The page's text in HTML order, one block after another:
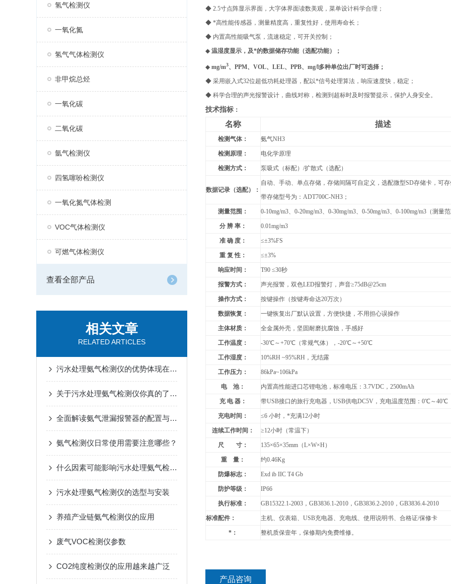
氢气检测仪
一氧化氮
氢气气体检测仪
非甲烷总烃
一氧化碳
二氧化碳
氩气检测仪
四氢噻吩检测仪
一氧化氮气体检测
VOC气体检测仪
可燃气体检测仪
查看全部产品
相关文章
RELATED ARTICLES
污水处理氨气检测仪的优势体现在哪些地方？
关于污水处理氨气检测仪你真的了解吗？
全面解读氨气泄漏报警器的配置与维护要点
氨气检测仪日常使用需要注意哪些？
什么因素可能影响污水处理氨气检测仪器的准确性？
污水处理氨气检测仪的选型与安装
养殖产业链氨气检测仪的应用
废气VOC检测仪参数
CO2纯度检测仪的应用越来越广泛
◆ 2.5寸点阵显示界面，大字体界面读数美观，菜单设计科学合理；
◆ *高性能传感器，测量精度高，重复性好，使用寿命长；
◆ 内置高性能吸气泵，流速稳定，可开关控制；
◆ 温湿度显示，及*的数据储存功能（选配功能）；
◆ mg/m3、PPM、VOL、LEL、PPB、mg/l多种单位出厂时可选择；
◆ 采用嵌入式32位超低功耗处理器，配以*信号处理算法，响应速度快，稳定；
◆ 科学合理的声光报警设计，曲线对称，检测到超标时及时报警提示，保护人身安全。
技术指标 ：
名称 描述
检测气体： 氨气NH3
检测原理： 电化学原理
检测方式： 泵吸式（标配）/扩散式（选配）
数据记录（选配）：
自动、手动、单点存储，存储间隔可自定义，选配微型SD存储卡，可存
带存储型号为：ADT700C-NH3；
测量范围： 0-10mg/m3、0-20mg/m3、0-30mg/m3、0-50mg/m3、0-100mg/m3（测量
分 辨 率： 0.01mg/m3
准 确 度： ≤±3%FS
重 复 性： ≤±3%
响应时间： T90 ≤30秒
报警方式： 声光报警，双色LED报警灯，声音≥75dB@25cm
操作方式： 按键操作（按键寿命达20万次）
数据恢复： 一键恢复出厂默认设置，方便快捷，不用担心误操作
主体材质： 全金属外壳 ，坚固耐磨抗腐蚀，手感好
工作温度： -30℃～+70℃（常规气体），-20℃～+50℃
工作湿度： 10%RH ~95%RH ，无结露
工作压力： 86kPa~106kPa
电 池： 内置高性能进口芯锂电池，标准电压：3.7VDC，2500mAh
充 电 器： 带USB接口的旅行充电器，USB供电DC5V，充电温度范围： 0℃～40℃
充电时间： ≤6 小时，*充满12小时
连续工作时间： ≥12小时（常温下）
尺 寸： 135×65×35mm（L×W×H）
重 量： 约0.46Kg
防爆标志： Exd ib IIC T4 Gb
防护等级： IP66
执行标准： GB15322.1-2003 ，GB3836.1-2010，GB3836.2-2010，GB3836.4-2010
标准配件： 主机、仪表箱、USB充电器、充电线、使用说明书、合格证/保修卡
*： 整机质保壹年，保修期内免费维修。
产品咨询